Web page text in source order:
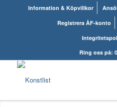
Information & Köpvillkor
Registrera ÅF-konto
Ring oss på: